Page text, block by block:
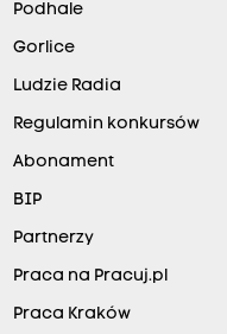
Podhale
Gorlice
Ludzie Radia
Regulamin konkursów
Abonament
BIP
Partnerzy
Praca na Pracuj.pl
Praca Kraków